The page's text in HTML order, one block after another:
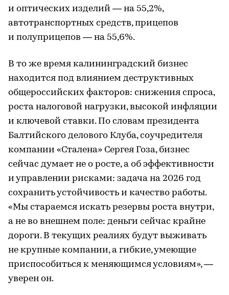
и оптических изделий — на 55,2%,
автотранспортных средств, прицепов
и полуприцепов — на 55,6%.
В то же время калининградский бизнес
находится под влиянием деструктивных
общероссийских факторов: снижения спроса,
роста налоговой нагрузки, высокой инфляции
и ключевой ставки. По словам президента
Балтийского делового Клуба, соучредителя
компании «Сталена» Сергея Гоза, бизнес
сейчас думает не о росте, а об эффективности
и управлении рисками: задача на 2026 год
сохранить устойчивость и качество работы.
«Мы стараемся искать резервы роста внутри,
а не во внешнем поле: деньги сейчас крайне
дороги. В текущих реалиях будут выживать
не крупные компании, а гибкие, умеющие
приспособиться к меняющимся условиям», —
уверен он.